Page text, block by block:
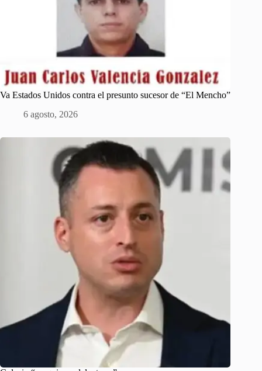
Va Estados Unidos contra el presunto sucesor de “El Mencho”
6 agosto, 2026